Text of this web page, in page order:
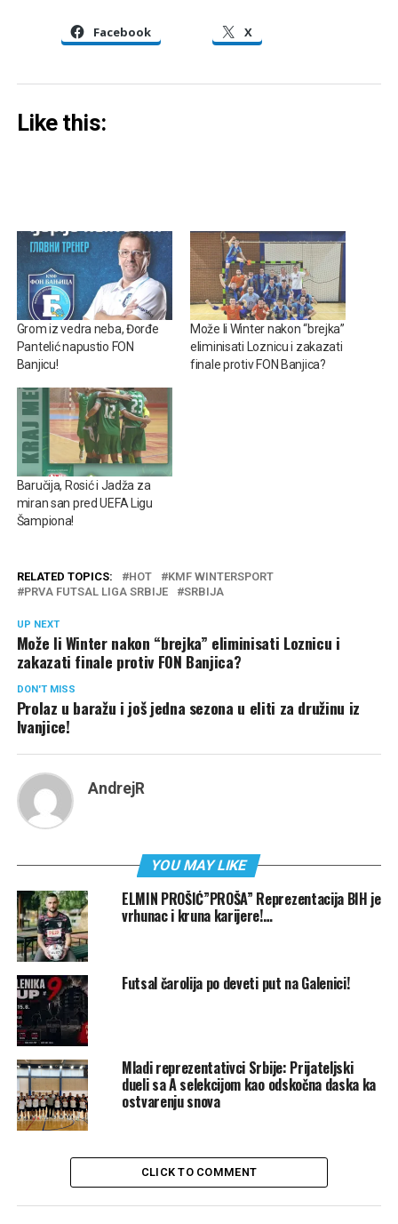
Facebook X
Like this:
Grom iz vedra neba, Đorđe
Pantelić napustio FON
Banjicu!
Može li Winter nakon “brejka”
eliminisati Loznicu i zakazati
finale protiv FON Banjica?
Baručija, Rosić i Jadža za
miran san pred UEFA Ligu
Šampiona!
RELATED TOPICS: HOT
KMF WINTERSPORT
PRVA FUTSAL LIGA SRBIJE
SRBIJA
UP NEXT
Može li Winter nakon “brejka” eliminisati Loznicu i
zakazati finale protiv FON Banjica?
DON'T MISS
Prolaz u baražu i još jedna sezona u eliti za družinu iz
Ivanjice!
AndrejR
YOU MAY LIKE
ELMIN PROŠIĆ”PROŠA” Reprezentacija BIH je
vrhunac i kruna karijere!…
Futsal čarolija po deveti put na Galenici!
Mladi reprezentativci Srbije: Prijateljski
dueli sa A selekcijom kao odskočna daska ka
ostvarenju snova
CLICK TO COMMENT